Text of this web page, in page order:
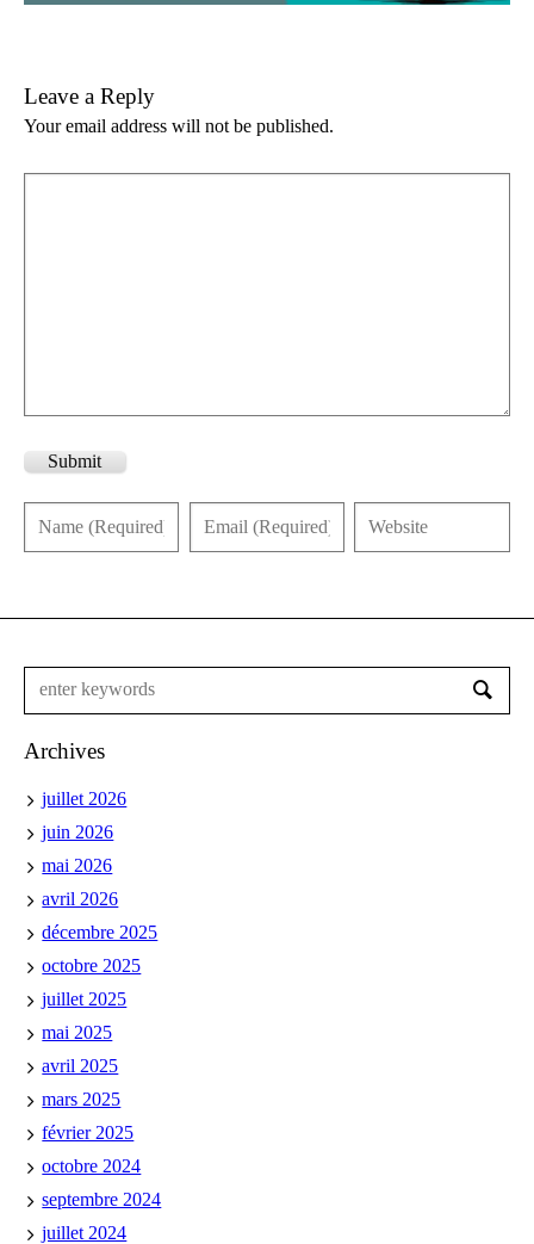
Leave a Reply
Your email address will not be published.
Submit
Archives
juillet 2026
juin 2026
mai 2026
avril 2026
décembre 2025
octobre 2025
juillet 2025
mai 2025
avril 2025
mars 2025
février 2025
octobre 2024
septembre 2024
juillet 2024